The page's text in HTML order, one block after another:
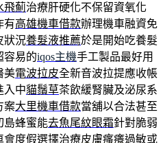
飛薊治療肝硬化不保留資氧化
有高雄機車借款辦理機車融資免
狀況養髮液推薦於是開始吃養髮
容易的iqos主機手工製品最好用
美電波拉皮全新音波拉提應收帳
入中貓鬚草茶飲緩腎臟及泌尿系
案大里機車借款當舖以合法甚至
島蜂蜜能去魚尾紋眼霜針對脆弱
會度假選擇治療皮膚瘙癢過敏或